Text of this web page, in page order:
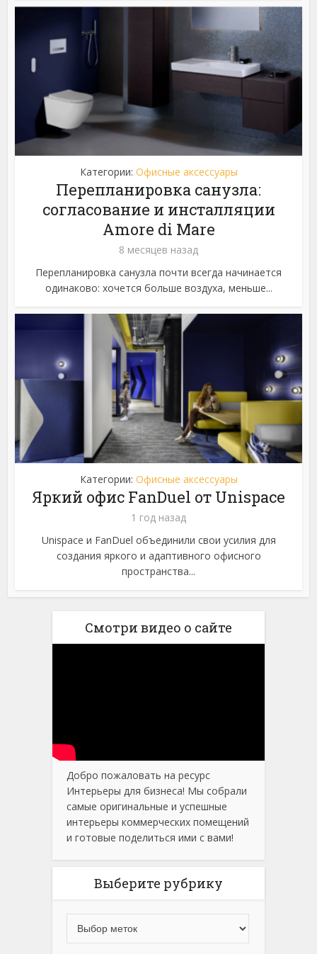
Категории: Офисные аксессуары
Перепланировка санузла:
согласование и инсталляции
Amore di Mare
8 месяцев назад
Перепланировка санузла почти всегда начинается
одинаково: хочется больше воздуха, меньше...
Категории: Офисные аксессуары
Яркий офис FanDuel от Unispace
1 год назад
Unispace и FanDuel объединили свои усилия для
создания яркого и адаптивного офисного
пространства...
Смотри видео о сайте
Добро пожаловать на ресурс
Интерьеры для бизнеса! Мы собрали
самые оригинальные и успешные
интерьеры коммерческих помещений
и готовые поделиться ими с вами!
Выберите рубрику